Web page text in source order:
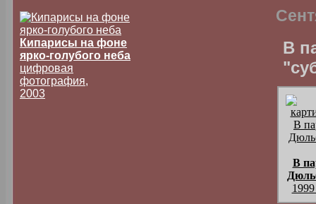
Кипарисы на фоне
ярко-голубого неба
цифровая
фотография,
2003
В
В